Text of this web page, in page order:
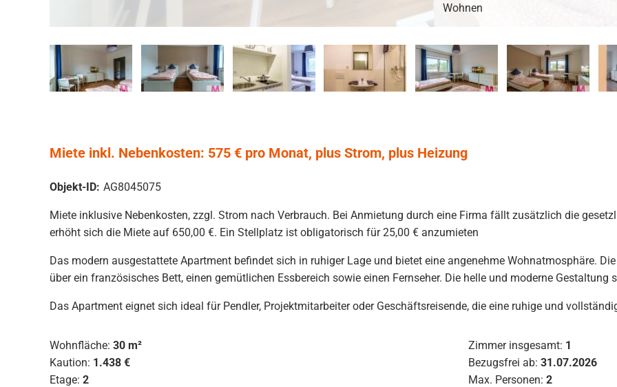
Wohnen
Miete inkl. Nebenkosten: 575 € pro Monat, plus Strom, plus Heizung
Objekt-ID: AG8045075
Miete inklusive Nebenkosten, zzgl. Strom nach Verbrauch. Bei Anmietung durch eine Firma fällt zusätzlich die
erhöht sich die Miete auf 650,00 €. Ein Stellplatz ist obligatorisch für 25,00 € anzumieten
Das modern ausgestattete Apartment befindet sich in ruhiger Lage und bietet eine angenehme Wohnatmosphäre.
über ein französisches Bett, einen gemütlichen Essbereich sowie einen Fernseher. Die helle und moderne
Das Apartment eignet sich ideal für Pendler, Projektmitarbeiter oder Geschäftsreisende, die eine ruhige und
Wohnfläche: 30 m² Zimmer insgesamt: 1
Kaution: 1.438 € Bezugsfrei ab: 31.07.2026
Etage: 2 Max. Personen: 2